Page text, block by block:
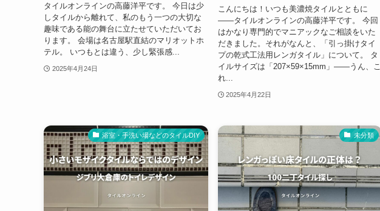
タイルオンラインの高藤洋平です。 今日は少
しタイルから離れて、私のもう一つの大切な
趣味である能の舞台に立たせていただいてお
ります。 会場は名古屋駅直結のマリオットホ
テル。 いつもとは違う、少し緊張感...
2025年4月24日
こんにちは！いつも美濃焼タイルとともに
――タイルオンラインの高藤洋平です。 今回
はかなり専門的でマニアックなご相談をいた
だきました。それがなんと、「引っ掛けタイ
プの乾式工法用レンガタイル」について。 タ
イルサイズは「207×59×15mm」――うん、こ
れ...
2025年4月22日
浴室・手洗い場などのタイルDIY 未分類